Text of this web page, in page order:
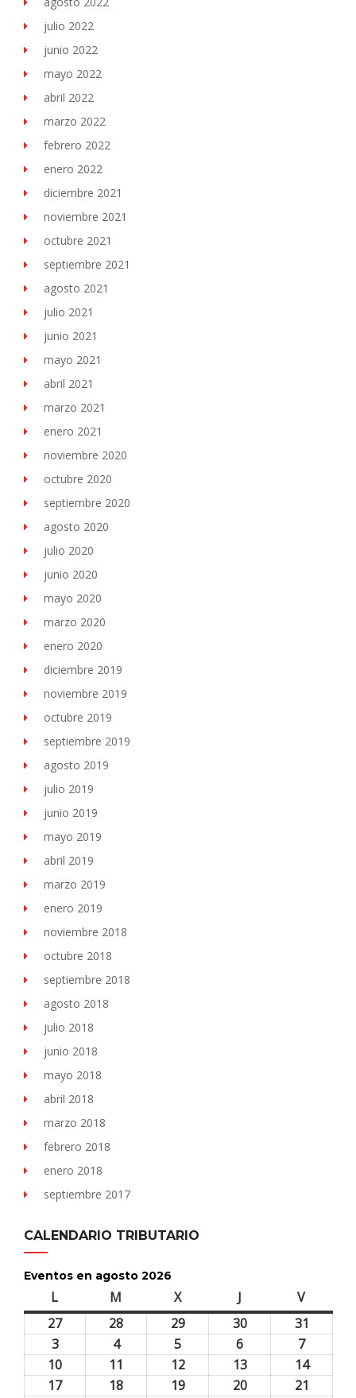
julio 2022
junio 2022
mayo 2022
abril 2022
marzo 2022
febrero 2022
enero 2022
diciembre 2021
noviembre 2021
octubre 2021
septiembre 2021
agosto 2021
julio 2021
junio 2021
mayo 2021
abril 2021
marzo 2021
enero 2021
noviembre 2020
octubre 2020
septiembre 2020
agosto 2020
julio 2020
junio 2020
mayo 2020
marzo 2020
enero 2020
diciembre 2019
noviembre 2019
octubre 2019
septiembre 2019
agosto 2019
julio 2019
junio 2019
mayo 2019
abril 2019
marzo 2019
enero 2019
noviembre 2018
octubre 2018
septiembre 2018
agosto 2018
julio 2018
junio 2018
mayo 2018
abril 2018
marzo 2018
febrero 2018
enero 2018
septiembre 2017
CALENDARIO TRIBUTARIO
Eventos en agosto 2026
L M Xmiércoles J Vviernes
2727
28 2929
2026
3030
2026
31
2026
33
agosto,
2026
44
agosto,
2026
5
agosto,
2026
6
agosto,
2026
77
agosto,
2026
10
agosto,
11 1212
agosto,
1313
agosto,
1414
1717
18 1919
2020
21